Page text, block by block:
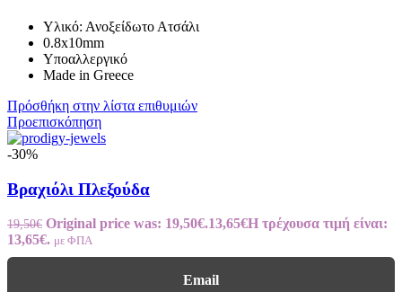
Υλικό: Ανοξείδωτο Ατσάλι
0.8x10mm
Υποαλλεργικό
Made in Greece
Πρόσθήκη στην λίστα επιθυμιών
Προεπισκόπηση
-30%
Βραχιόλι Πλεξούδα
19,50€ Original price was: 19,50€.13,65€Η τρέχουσα τιμή είναι:
13,65€. με ΦΠΑ
Email